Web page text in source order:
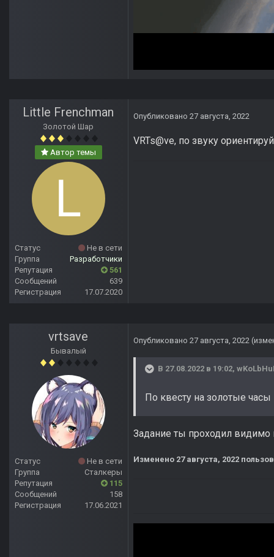
Little Frenchman
Золотой Шар
Автор темы
Статус
Не в сети
Группа
Разработчики
Репутация
561
Сообщений
639
Регистрация
17.07.2020
Опубликовано 27 августа, 2022
VRTs@ve, по звуку
vrtsave
Бывалый
Статус
Не в сети
Группа
Сталкеры
Репутация
115
Сообщений
158
Регистрация
17.06.2021
Опубликовано 27 августа, 2022
В 27.08.2022 в 19:02,
По квесту на золотые часы
Задание ты проходил видимо
Изменено 27 августа, 2022